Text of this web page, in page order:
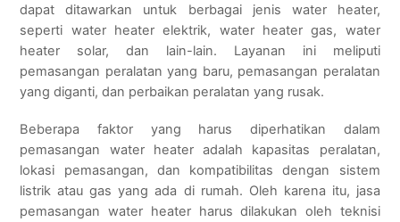
dapat ditawarkan untuk berbagai jenis water heater,
seperti water heater elektrik, water heater gas, water
heater solar, dan lain-lain. Layanan ini meliputi
pemasangan peralatan yang baru, pemasangan peralatan
yang diganti, dan perbaikan peralatan yang rusak.
Beberapa faktor yang harus diperhatikan dalam
pemasangan water heater adalah kapasitas peralatan,
lokasi pemasangan, dan kompatibilitas dengan sistem
listrik atau gas yang ada di rumah. Oleh karena itu, jasa
pemasangan water heater harus dilakukan oleh teknisi